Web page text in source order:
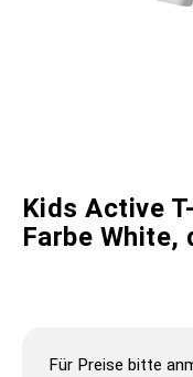
Kids Active
Farbe White,
Für Preise bitte